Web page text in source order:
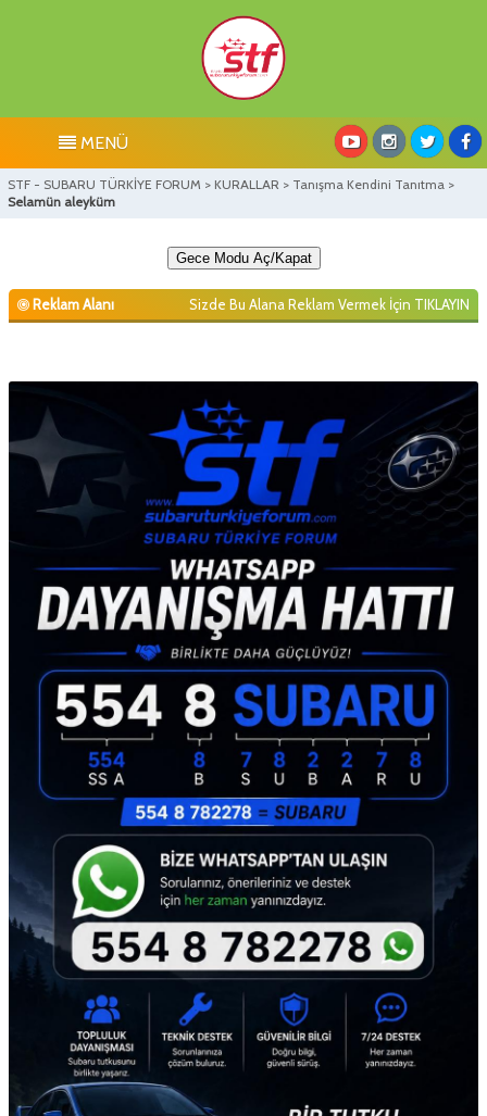
MENÜ
STF - SUBARU TÜRKİYE FORUM > KURALLAR > Tanışma Kendini Tanıtma >
Selamün aleyküm
Gece Modu Aç/Kapat
Reklam Alanı Sizde Bu Alana Reklam Vermek İçin TIKLAYIN